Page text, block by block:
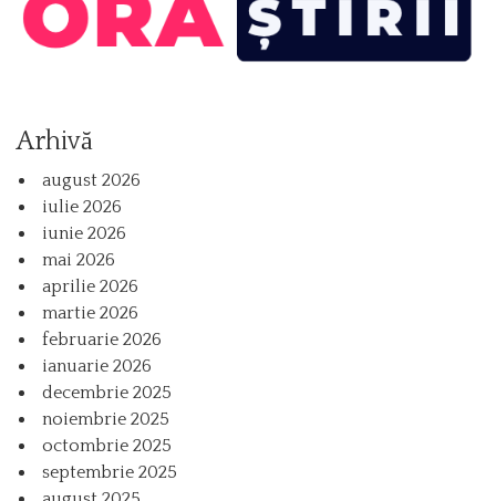
Arhivă
august 2026
iulie 2026
iunie 2026
mai 2026
aprilie 2026
martie 2026
februarie 2026
ianuarie 2026
decembrie 2025
noiembrie 2025
octombrie 2025
septembrie 2025